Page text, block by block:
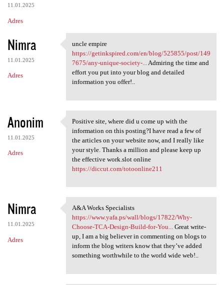
11.01.2025
Adres
Nimra
11.01.2025
Adres
uncle empire https:/
uncle empire
https://getinkspired.com/en/blog/525855/post/149
7675/any-unique-society-...Admiring the time and
effort you put into your blog and detailed
information you offer!..
Anonim
11.01.2025
Adres
Positive site, where did u
Positive site, where did u come up with the
information on this posting?I have read a few of
the articles on your website now, and I really like
your style. Thanks a million and please keep up
the effective work.slot online
https://diccut.com/totoonline211
Nimra
11.01.2025
Adres
A&A Works Specialists https:/
A&A Works Specialists
https://www.yafa.ps/wall/blogs/17822/Why-
Choose-TCA-Design-Build-for-You...Great write-
up, I am a big believer in commenting on blogs to
inform the blog writers know that they’ve added
something worthwhile to the world wide web!..